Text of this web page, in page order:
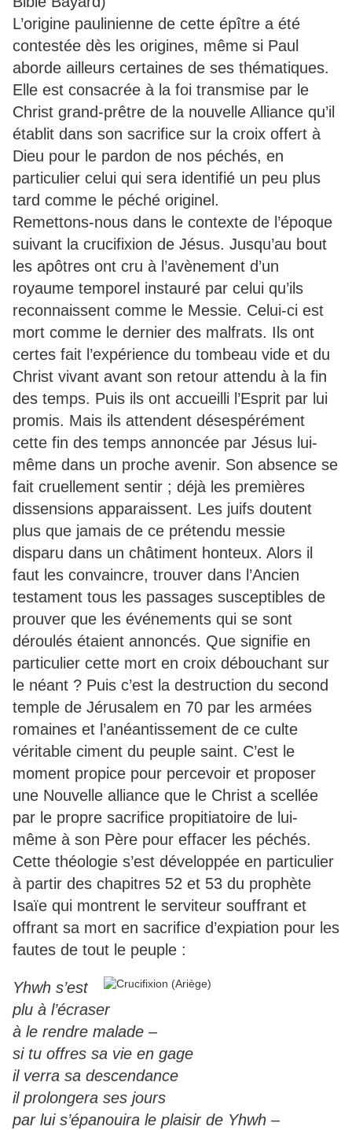
L’origine paulinienne de cette épître a été
contestée dès les origines, même si Paul
aborde ailleurs certaines de ses thématiques.
Elle est consacrée à la foi transmise par le
Christ grand-prêtre de la nouvelle Alliance qu’il
établit dans son sacrifice sur la croix offert à
Dieu pour le pardon de nos péchés, en
particulier celui qui sera identifié un peu plus
tard comme le péché originel.
Remettons-nous dans le contexte de l’époque
suivant la crucifixion de Jésus. Jusqu’au bout
les apôtres ont cru à l’avènement d’un
royaume temporel instauré par celui qu’ils
reconnaissent comme le Messie. Celui-ci est
mort comme le dernier des malfrats. Ils ont
certes fait l’expérience du tombeau vide et du
Christ vivant avant son retour attendu à la fin
des temps. Puis ils ont accueilli l’Esprit par lui
promis. Mais ils attendent désespérément
cette fin des temps annoncée par Jésus lui-
même dans un proche avenir. Son absence se
fait cruellement sentir ; déjà les premières
dissensions apparaissent. Les juifs doutent
plus que jamais de ce prétendu messie
disparu dans un châtiment honteux. Alors il
faut les convaincre, trouver dans l’Ancien
testament tous les passages susceptibles de
prouver que les événements qui se sont
déroulés étaient annoncés. Que signifie en
particulier cette mort en croix débouchant sur
le néant ? Puis c’est la destruction du second
temple de Jérusalem en 70 par les armées
romaines et l’anéantissement de ce culte
véritable ciment du peuple saint. C’est le
moment propice pour percevoir et proposer
une Nouvelle alliance que le Christ a scellée
par le propre sacrifice propitiatoire de lui-
même à son Père pour effacer les péchés.
Cette théologie s’est développée en particulier
à partir des chapitres 52 et 53 du prophète
Isaïe qui montrent le serviteur souffrant et
offrant sa mort en sacrifice d’expiation pour les
fautes de tout le peuple :
Yhwh s’est
plu à l’écraser
à le rendre malade –
si tu offres sa vie en gage
il verra sa descendance
il prolongera ses jours
par lui s’épanouira le plaisir de Yhwh –